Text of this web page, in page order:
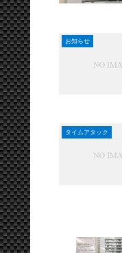
お知らせ
タイムアタック